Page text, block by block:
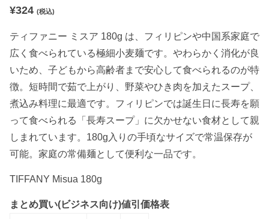
¥324 (税込)
ティファニー ミスア 180g は、フィリピンや中国系家庭で
広く食べられている極細小麦麺です。やわらかく消化が良
いため、子どもから高齢者まで安心して食べられるのが特
徴。短時間で茹で上がり、野菜やひき肉を加えたスープ、
煮込み料理に最適です。フィリピンでは誕生日に長寿を願
って食べられる「長寿スープ」に欠かせない食材として親
しまれています。180g入りの手頃なサイズで常温保存が
可能。家庭の常備麺として便利な一品です。
TIFFANY Misua 180g
まとめ買い(ビジネス向け)値引価格表